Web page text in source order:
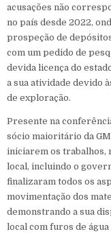
acusações não
no país desde 2022,
prospeção de
com um pedido de
devida licença do
a sua atividade devido
de exploração.
Presente na
sócio maioritário da
iniciarem os trabalhos,
local, incluindo o
finalizaram todos os
movimentação dos
demonstrando a sua
local com furos de